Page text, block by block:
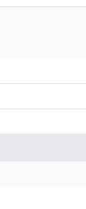
、測試材料差異，